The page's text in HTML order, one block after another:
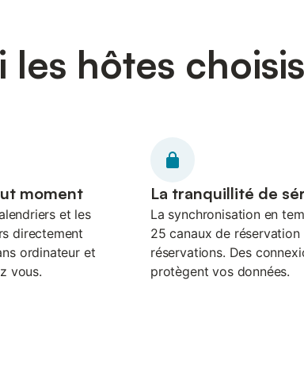
les hôtes
moment
et les
directement
ordinateur et
vous.
La tranquillité de
La synchronisation en
25 canaux de
réservations. Des
protègent vos données.